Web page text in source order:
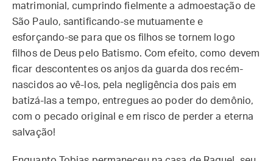
matrimonial, cumprindo fielmente a admoestação de
São Paulo, santificando-se mutuamente e
esforçando-se para que os filhos se tornem logo
filhos de Deus pelo Batismo. Com efeito, como devem
ficar descontentes os anjos da guarda dos recém-
nascidos ao vê-los, pela negligência dos pais em
batizá-las a tempo, entregues ao poder do demônio,
com o pecado original e em risco de perder a eterna
salvação!